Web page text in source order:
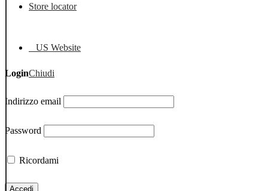
Store locator
US Website
LoginChiudi
Indirizzo email
Password
Ricordami